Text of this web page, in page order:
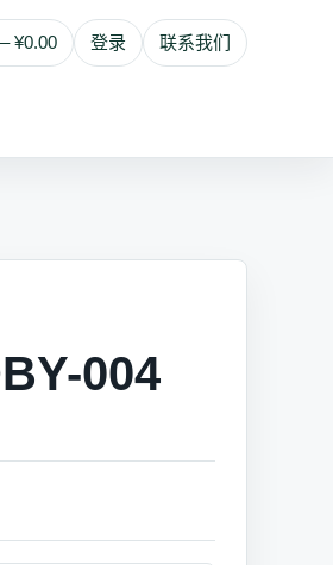
¥0.00 登录 联系我们
004